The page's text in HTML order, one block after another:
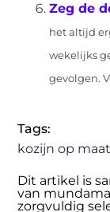
Zeg de
het altijd
wekelijks
gevolgen.
Tags:
kozijn op
Dit artikel is
van
zorgvuldig